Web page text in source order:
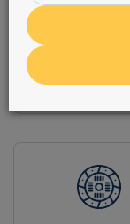
Freinage